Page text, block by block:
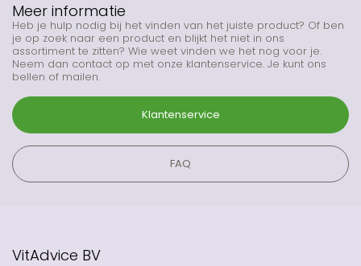
Meer informatie
Heb je hulp nodig bij het vinden van het juiste product? Of ben
je op zoek naar een product en blijkt het niet in ons
assortiment te zitten? Wie weet vinden we het nog voor je.
Neem dan contact op met onze klantenservice. Je kunt ons
bellen of mailen.
Klantenservice
FAQ
VitAdvice BV